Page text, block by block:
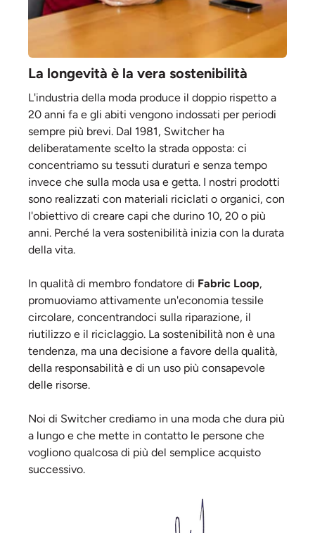
La longevità è la vera sostenibilità
L'industria della moda produce il doppio rispetto a
20 anni fa e gli abiti vengono indossati per periodi
sempre più brevi. Dal 1981, Switcher ha
deliberatamente scelto la strada opposta: ci
concentriamo su tessuti duraturi e senza tempo
invece che sulla moda usa e getta. I nostri prodotti
sono realizzati con materiali riciclati o organici, con
l'obiettivo di creare capi che durino 10, 20 o più
anni. Perché la vera sostenibilità inizia con la durata
della vita.
In qualità di membro fondatore di Fabric Loop,
promuoviamo attivamente un'economia tessile
circolare, concentrandoci sulla riparazione, il
riutilizzo e il riciclaggio. La sostenibilità non è una
tendenza, ma una decisione a favore della qualità,
della responsabilità e di un uso più consapevole
delle risorse.
Noi di Switcher crediamo in una moda che dura più
a lungo e che mette in contatto le persone che
vogliono qualcosa di più del semplice acquisto
successivo.